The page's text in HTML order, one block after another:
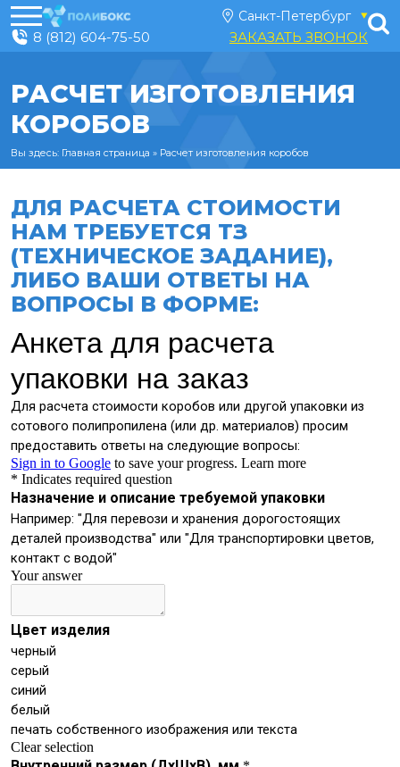
8 (812) 604-75-50 ЗАКАЗАТЬ ЗВОНОК
РАСЧЕТ ИЗГОТОВЛЕНИЯ
КОРОБОВ
Вы здесь: Главная страница » Расчет изготовления коробов
ДЛЯ РАСЧЕТА СТОИМОСТИ
НАМ ТРЕБУЕТСЯ ТЗ
(ТЕХНИЧЕСКОЕ ЗАДАНИЕ),
ЛИБО ВАШИ ОТВЕТЫ НА
ВОПРОСЫ В ФОРМЕ: